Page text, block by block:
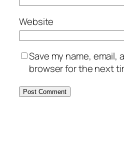
Website
Save my name, email,
browser for the next